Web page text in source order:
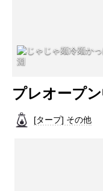
淵
プレオープ
[タープ] その他